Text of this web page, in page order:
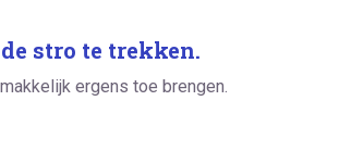
stro te trekken.
ergens toe brengen.